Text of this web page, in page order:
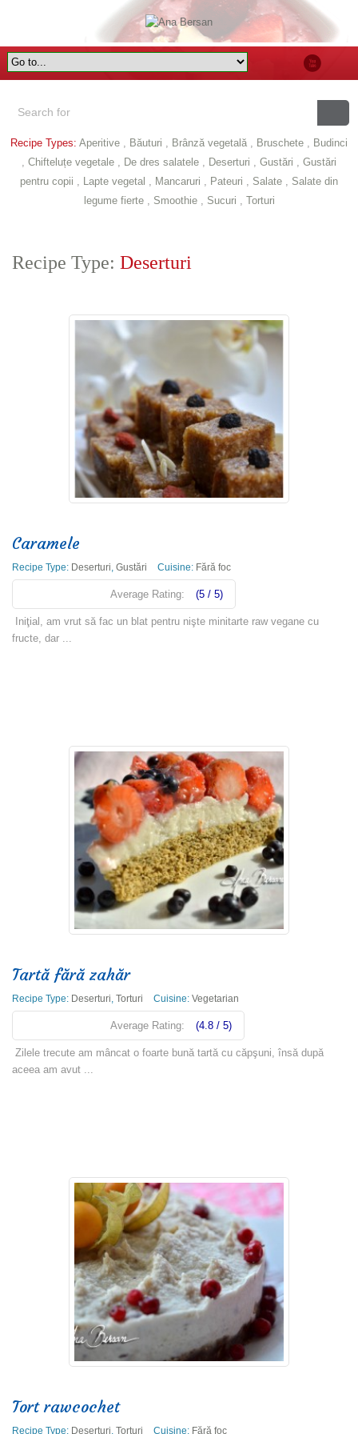
Recipe Types: Aperitive , Băuturi , Brânză vegetală , Bruschete , Budinci
, Chifteluțe vegetale , De dres salatele , Deserturi , Gustări , Gustări
pentru copii , Lapte vegetal , Mancaruri , Pateuri , Salate , Salate din
legume fierte, Smoothie, Sucuri , Torturi
Recipe Type:Deserturi
Caramele
Recipe Type: Deserturi,Gustări Cuisine: Fără foc
Average Rating: (5 / 5)
Iniţial, am vrut să fac un blat pentru nişte minitarte raw vegane cu
fructe, dar ...
Tartă fără zahăr
Recipe Type: Deserturi,Torturi Cuisine:Vegetarian
Average Rating: (4.8 / 5)
Zilele trecute am mâncat o foarte bună tartă cu căpşuni, însă după
aceea am avut ...
Tort rawcochet
Recipe Type: Deserturi ,Torturi Cuisine: Fără foc